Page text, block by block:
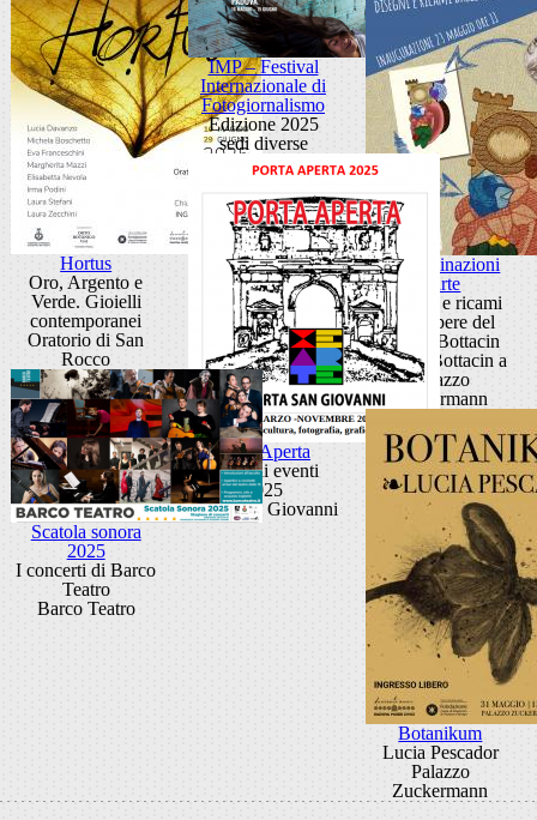
Hortus
Oro, Argento e
Verde. Gioielli
contemporanei
Oratorio di San
Rocco
IMP – Festival
Internazionale di
Fotogiornalismo
Edizione 2025
sedi diverse
Contaminazioni
d'arte
Disegni e ricami
dalle opere del
Museo Bottacin
Museo Bottacin a
Palazzo
Zuckermann
Porta Aperta
Ciclo di eventi
2025
Porta San Giovanni
Scatola sonora
2025
I concerti di Barco
Teatro
Barco Teatro
Botanikum
Lucia Pescador
Palazzo
Zuckermann